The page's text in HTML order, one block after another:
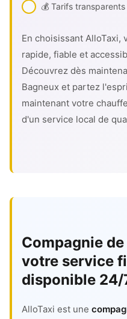
💰 Tarifs
En choisissant
rapide, fiable et
Découvrez dès
Bagneux et partez
maintenant votre
d'un service local de
Compagnie
votre service
disponible 24/
AlloTaxi est une